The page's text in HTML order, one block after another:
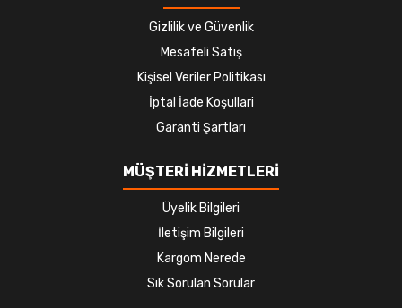
Gizlilik ve Güvenlik
Mesafeli Satış
Kişisel Veriler Politikası
İptal İade Koşullari
Garanti Şartları
MÜŞTERİ HİZMETLERİ
Üyelik Bilgileri
İletişim Bilgileri
Kargom Nerede
Sık Sorulan Sorular